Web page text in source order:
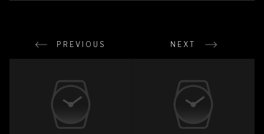
PREVIOUS NEXT